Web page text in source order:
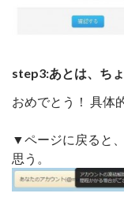
step3:あとは、ち
おめでとう！ 具体
▼ページに戻ると
思う。